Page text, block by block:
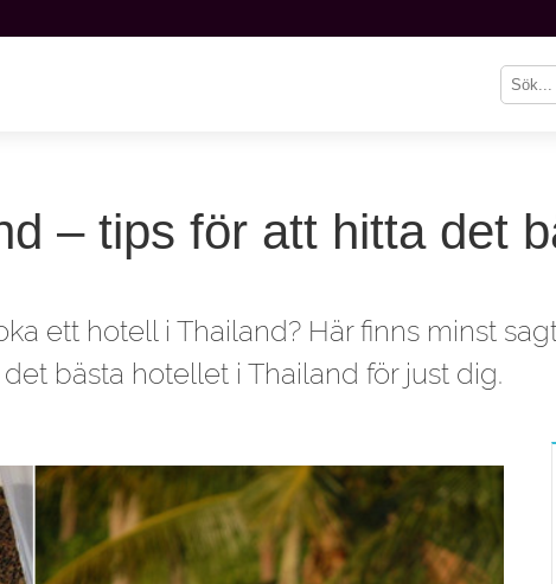
– tips för att hitta det
ett hotell i Thailand? Här finns minst
bästa hotellet i Thailand för just dig.